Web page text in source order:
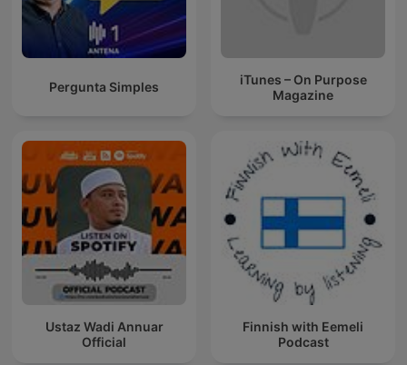
Pergunta Simples
iTunes – On Purpose
Magazine
Ustaz Wadi Annuar
Official
Finnish with Eemeli
Podcast